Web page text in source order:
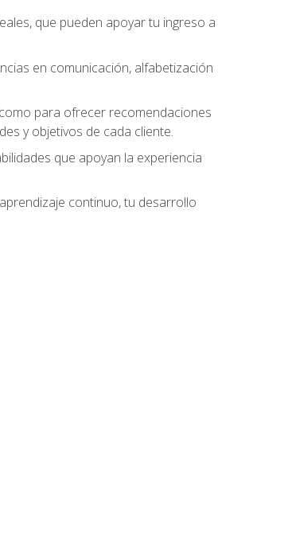
que pueden apoyar tu ingreso a
en comunicación, alfabetización
para ofrecer recomendaciones
y objetivos de cada cliente.
que apoyan la experiencia
continuo, tu desarrollo